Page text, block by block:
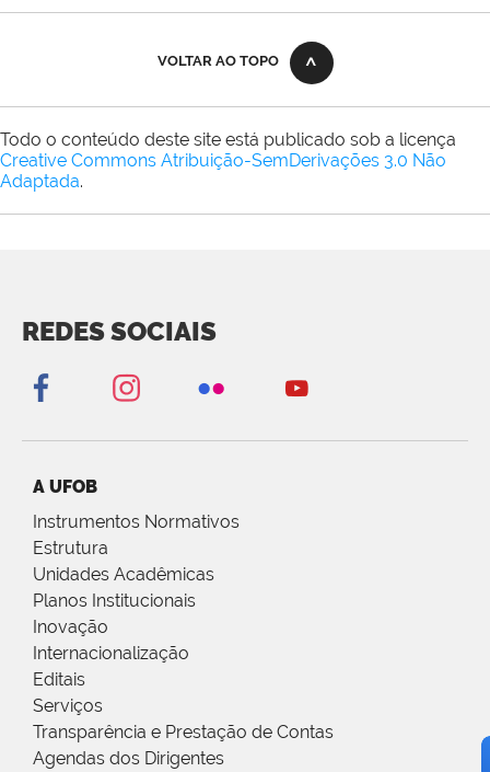
VOLTAR AO TOPO
Todo o conteúdo deste site está publicado sob a licença
Creative Commons Atribuição-SemDerivações 3.0 Não
Adaptada.
REDES SOCIAIS
A UFOB
Instrumentos Normativos
Estrutura
Unidades Acadêmicas
Planos Institucionais
Inovação
Internacionalização
Editais
Serviços
Transparência e Prestação de Contas
Agendas dos Dirigentes